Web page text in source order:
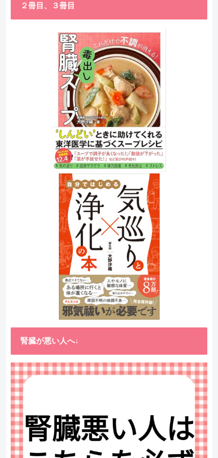
２冊目、３冊目
腎臓が悪い人へ↓